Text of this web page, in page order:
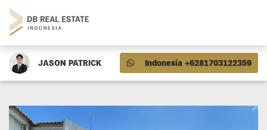
JASON PATRICK Indonesia +6281703122359